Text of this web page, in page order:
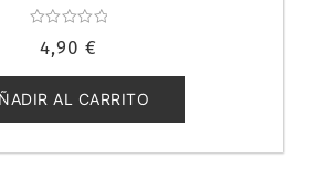
con
de
5
4,90 €
AL CARRITO